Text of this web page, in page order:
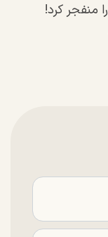
را منفجر کرد!